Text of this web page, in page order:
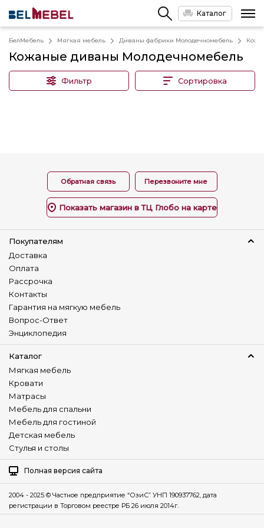
Каталог
БелМебель Мягкая мебель Диваны фабрики Молодечномебель
Кожаные диваны Молодечномебель
Фильтр Сортировка
Обратная связь Перезвоните мне
Показать магазин в ТЦ Глобо на карте
Покупателям
Доставка
Оплата
Рассрочка
Контакты
Гарантия на мягкую мебель
Вопрос-Ответ
Энциклопедия
Каталог
Мягкая мебель
Кровати
Матрасы
Мебель для спальни
Мебель для гостиной
Детская мебель
Стулья и столы
Полная версия сайта
2004 - 2025 © Частное предприятие “ОзиС” УНП 190937762, дата
регистрации в Торговом реестре РБ 26 июля 2014г.